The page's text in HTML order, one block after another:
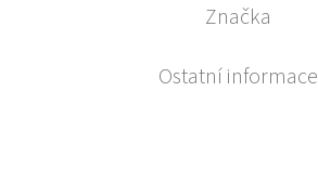
Značka
Ostatní informace